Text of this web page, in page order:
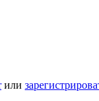
или